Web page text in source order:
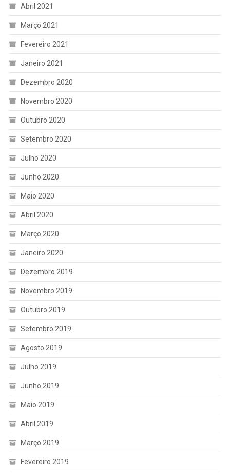
Abril 2021
Março 2021
Fevereiro 2021
Janeiro 2021
Dezembro 2020
Novembro 2020
Outubro 2020
Setembro 2020
Julho 2020
Junho 2020
Maio 2020
Abril 2020
Março 2020
Janeiro 2020
Dezembro 2019
Novembro 2019
Outubro 2019
Setembro 2019
Agosto 2019
Julho 2019
Junho 2019
Maio 2019
Abril 2019
Março 2019
Fevereiro 2019